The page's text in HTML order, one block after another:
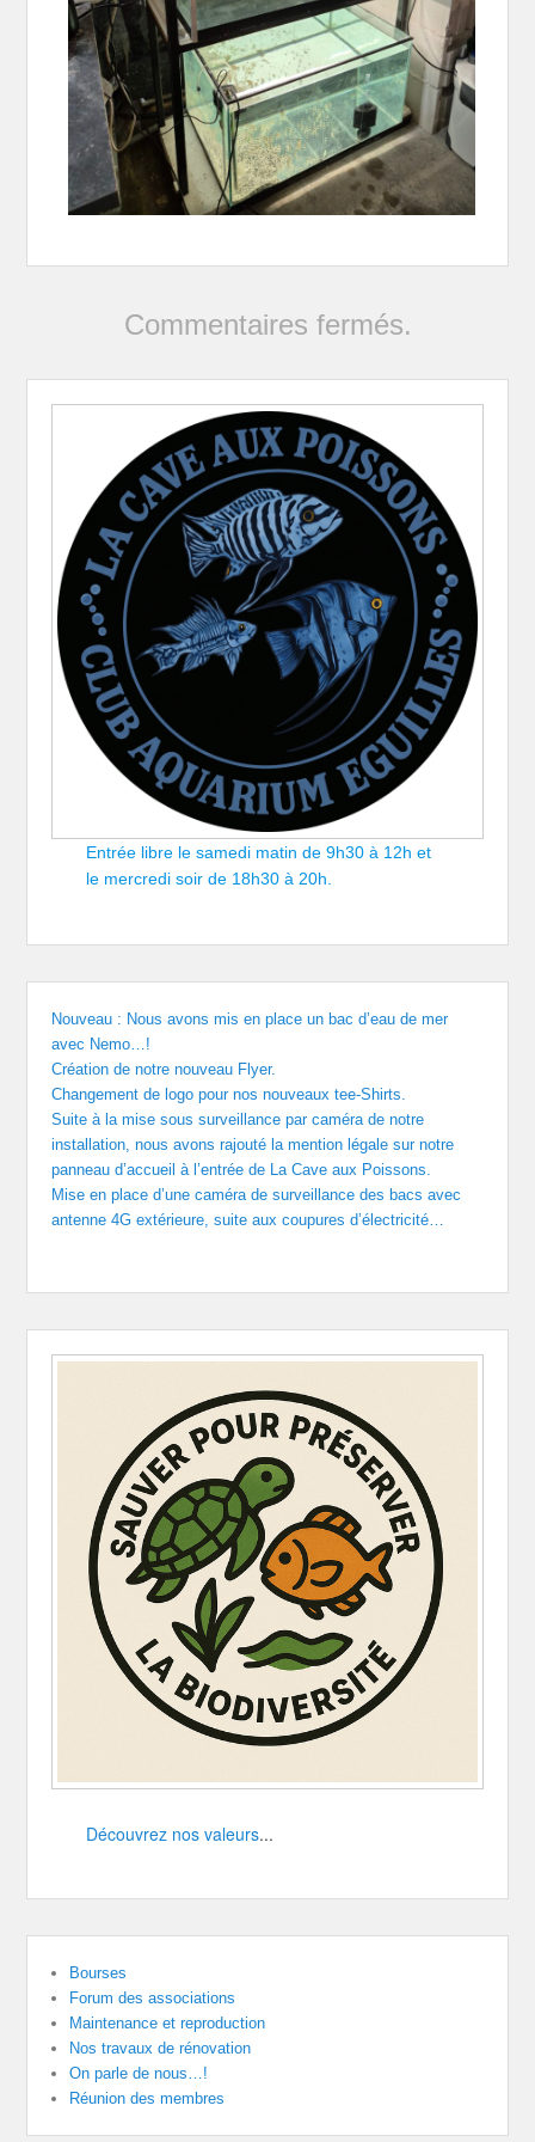
Commentaires fermés.
Entrée libre le samedi matin de 9h30 à 12h et
le mercredi soir de 18h30 à 20h.
Nouveau : Nous avons mis en place un bac d’eau de mer
avec Nemo…!
Création de notre nouveau Flyer.
Changement de logo pour nos nouveaux tee-Shirts.
Suite à la mise sous surveillance par caméra de notre
installation, nous avons rajouté la mention légale sur notre
panneau d’accueil à l’entrée de La Cave aux Poissons.
Mise en place d’une caméra de surveillance des bacs avec
antenne 4G extérieure, suite aux coupures d’électricité…
Découvrez nos valeurs...
Bourses
Forum des associations
Maintenance et reproduction
Nos travaux de rénovation
On parle de nous…!
Réunion des membres